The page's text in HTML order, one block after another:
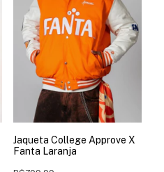
Jaqueta College Approve X
Fanta Laranja